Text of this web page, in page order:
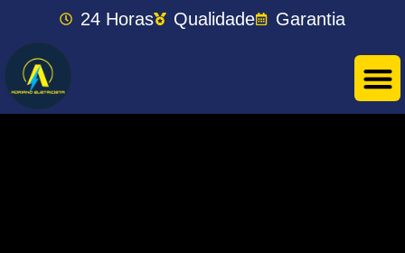
24 Horas Qualidade Garantia